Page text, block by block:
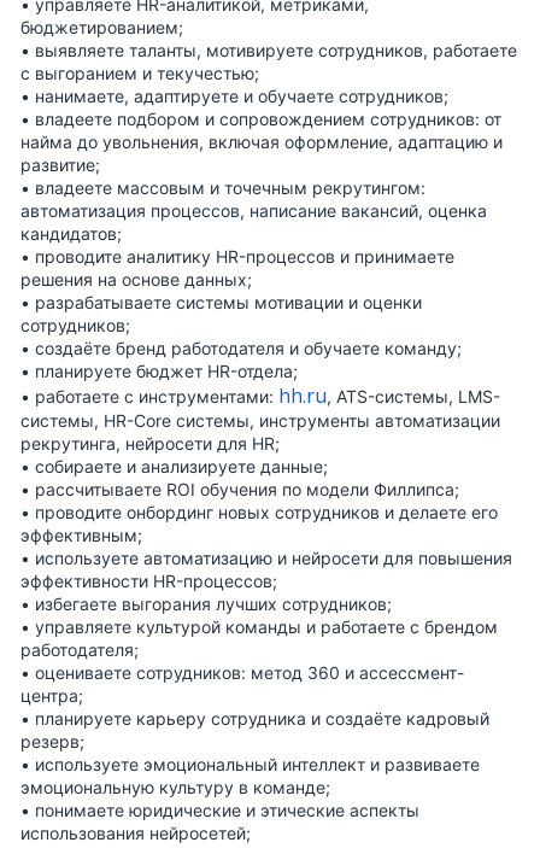
бюджетированием;
• выявляете таланты, мотивируете сотрудников, работаете
с выгоранием и текучестью;
• нанимаете, адаптируете и обучаете сотрудников;
• владеете подбором и сопровождением сотрудников: от
найма до увольнения, включая оформление, адаптацию и
развитие;
• владеете массовым и точечным рекрутингом:
автоматизация процессов, написание вакансий, оценка
кандидатов;
• проводите аналитику HR-процессов и принимаете
решения на основе данных;
• разрабатываете системы мотивации и оценки
сотрудников;
• создаёте бренд работодателя и обучаете команду;
• планируете бюджет HR-отдела;
• работаете с инструментами: hh.ru, ATS-системы, LMS-
системы, HR-Core системы, инструменты автоматизации
рекрутинга, нейросети для HR;
• собираете и анализируете данные;
• рассчитываете ROI обучения по модели Филлипса;
• проводите онбординг новых сотрудников и делаете его
эффективным;
• используете автоматизацию и нейросети для повышения
эффективности HR-процессов;
• избегаете выгорания лучших сотрудников;
• управляете культурой команды и работаете с брендом
работодателя;
• оцениваете сотрудников: метод 360 и ассессмент-
центра;
• планируете карьеру сотрудника и создаёте кадровый
резерв;
• используете эмоциональный интеллект и развиваете
эмоциональную культуру в команде;
• понимаете юридические и этические аспекты
использования нейросетей;